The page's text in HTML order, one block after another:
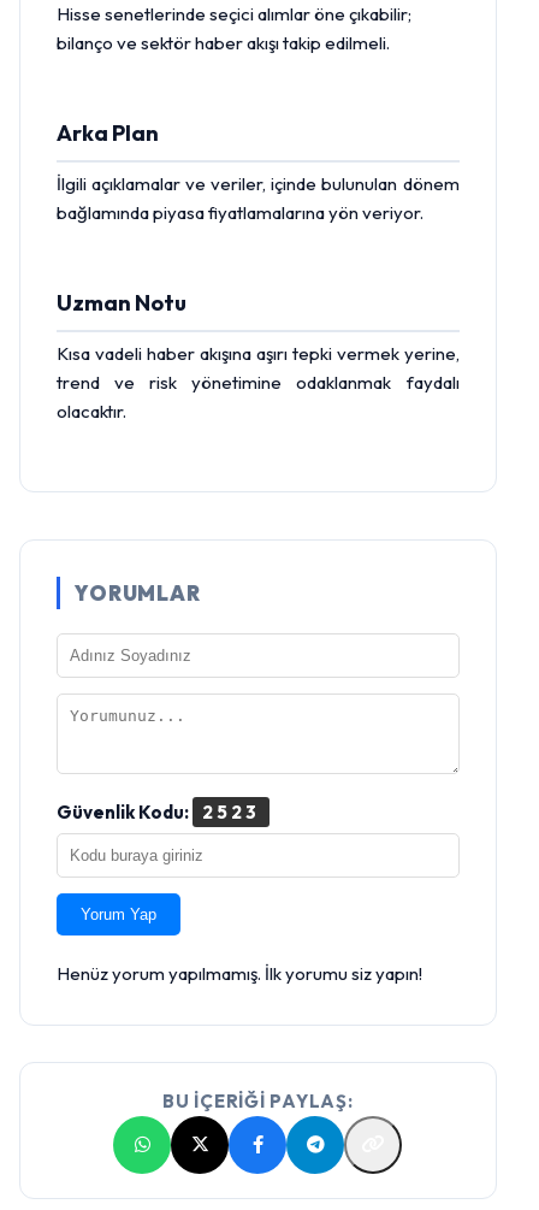
Hisse senetlerinde seçici alımlar öne çıkabilir;
bilanço ve sektör haber akışı takip edilmeli.
Arka Plan
İlgili açıklamalar ve veriler, içinde bulunulan dönem
bağlamında piyasa fiyatlamalarına yön veriyor.
Uzman Notu
Kısa vadeli haber akışına aşırı tepki vermek yerine,
trend ve risk yönetimine odaklanmak faydalı
olacaktır.
YORUMLAR
Güvenlik Kodu: 2523
Yorum Yap
Henüz yorum yapılmamış. İlk yorumu siz yapın!
BU İÇERİĞİ PAYLAŞ: